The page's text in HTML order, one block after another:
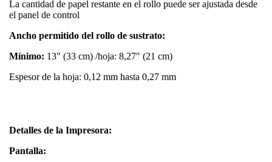
La cantidad de papel restante en el rollo puede ser ajustada desde
el panel de control
Ancho permitido del rollo de sustrato:
Mínimo: 13" (33 cm) /hoja: 8,27" (21 cm)
Espesor de la hoja: 0,12 mm hasta 0,27 mm
Detalles de la Impresora:
Pantalla: